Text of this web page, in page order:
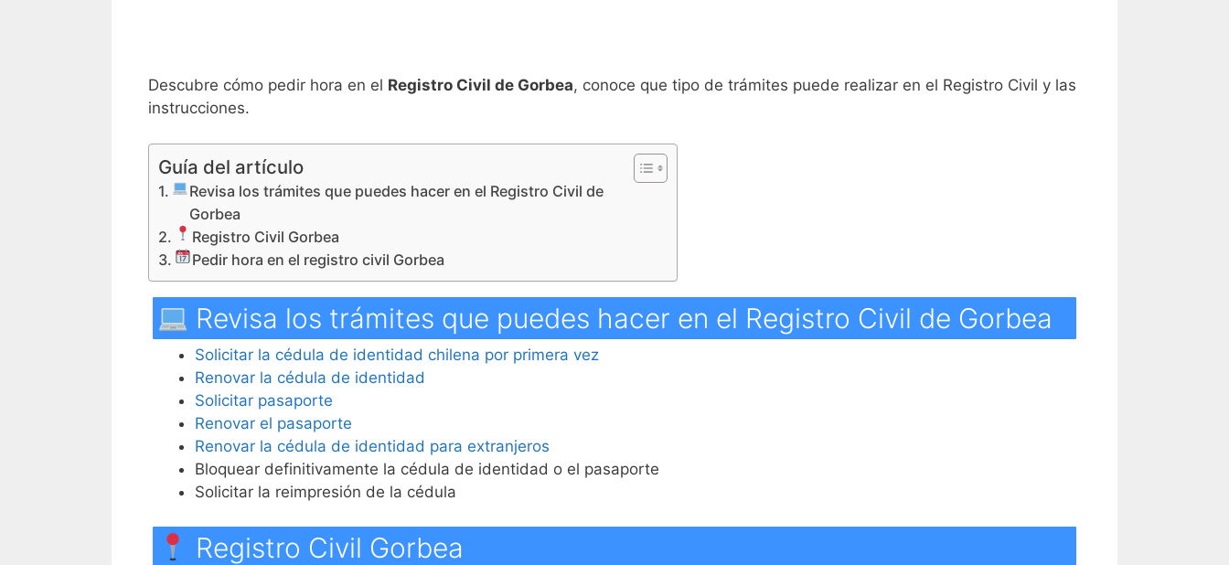
Descubre cómo pedir hora en el Registro Civil de Gorbea, conoce que tipo de trámites puede realizar en el Registro Civil y las
instrucciones.
Guía del artículo
Revisa los trámites que puedes hacer en el Registro Civil de
Gorbea
Registro Civil Gorbea
Pedir hora en el registro civil Gorbea
Revisa los trámites que puedes hacer en el Registro Civil de Gorbea
Solicitar la cédula de identidad chilena por primera vez
Renovar la cédula de identidad
Solicitar pasaporte
Renovar el pasaporte
Renovar la cédula de identidad para extranjeros
Bloquear definitivamente la cédula de identidad o el pasaporte
Solicitar la reimpresión de la cédula
Registro Civil Gorbea